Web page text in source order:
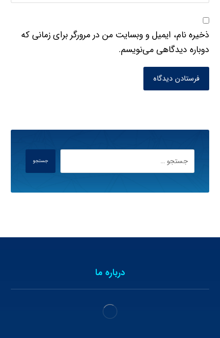
ذخیره نام، ایمیل و وبسایت من در مرورگر برای زمانی که
دوباره دیدگاهی می‌نویسم.
فرستادن دیدگاه
جستجو
درباره ما